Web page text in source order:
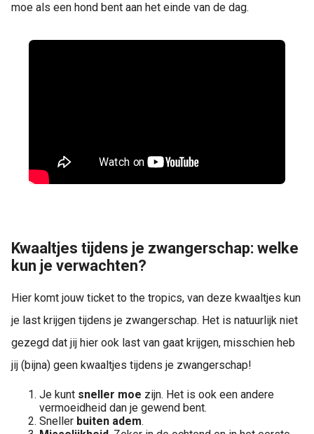
moe als een hond bent aan het einde van de dag.
Kwaaltjes tijdens je zwangerschap: welke
kun je verwachten?
Hier komt jouw ticket to the tropics, van deze kwaaltjes kun
je last krijgen tijdens je zwangerschap. Het is natuurlijk niet
gezegd dat jij hier ook last van gaat krijgen, misschien heb
jij (bijna) geen kwaaltjes tijdens je zwangerschap!
Je kunt sneller moe zijn. Het is ook een andere
vermoeidheid dan je gewend bent.
Sneller buiten adem.